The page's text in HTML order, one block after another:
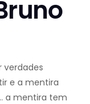
verdades
e a mentira
a mentira tem